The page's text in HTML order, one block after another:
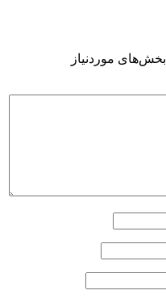
بخش‌های موردنیاز